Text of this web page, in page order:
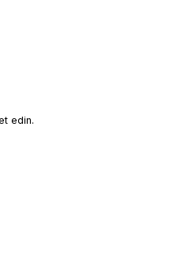
edin.